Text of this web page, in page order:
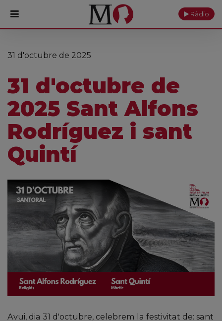
PORTADA
Actualitat
Fundació
Visita'ns
Ofrenes
Reserves
Ràdio
31 d'octubre de 2025
31 d'octubre de
2025 Sant Alfons
Rodríguez i sant
Quintí
Avui, dia 31 d'octubre, celebrem la festivitat de: sant